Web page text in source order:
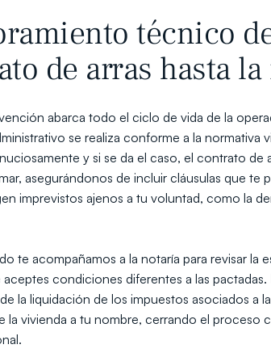
técnico
de arras hasta
abarca todo el ciclo de vida de la
se realiza conforme a la normativa
y si se da el caso, el contrato de
asegurándonos de incluir cláusulas que te
imprevistos ajenos a tu voluntad, como la
te acompañamos a la notaría para revisar la
condiciones diferentes a las
la liquidación de los impuestos asociados a
la vivienda a tu nombre, cerrando el proceso